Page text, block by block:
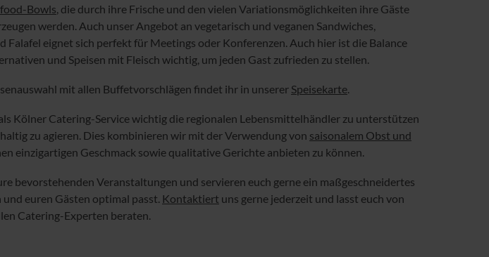
Bowls , die durch ihre Frische und den vielen Variationsmöglichkeiten ihre Gäste
werden. Auch unser Angebot an vegetarisch und veganen Sandwiches,
Falafel eignet sich perfekt für Meetings oder Konferenzen. Auch hier ist die Balance
und Speisen mit Fleisch wichtig, um jeden Gast zufrieden zu stellen.
mit allen Buffetvorschlägen findet ihr in unserer Speisekarte
Kölner Catering-Service wichtig die regionalen Lebensmittelhändler zu unterstützen
zu agieren. Dies kombinieren wir mit der Verwendung von saisonalem Obst und
einzigartigen Geschmack sowie qualitative Gerichte anbieten zu können.
bevorstehenden Veranstaltungen und servieren euch gerne ein maßgeschneidertes
und euren Gästen optimal passt. Kontaktiert uns gerne jederzeit und lasst euch von
Catering-Experten beraten.